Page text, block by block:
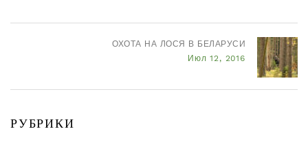
ОХОТА НА ЛОСЯ В БЕЛАРУСИ
Июл 12, 2016
РУБРИКИ